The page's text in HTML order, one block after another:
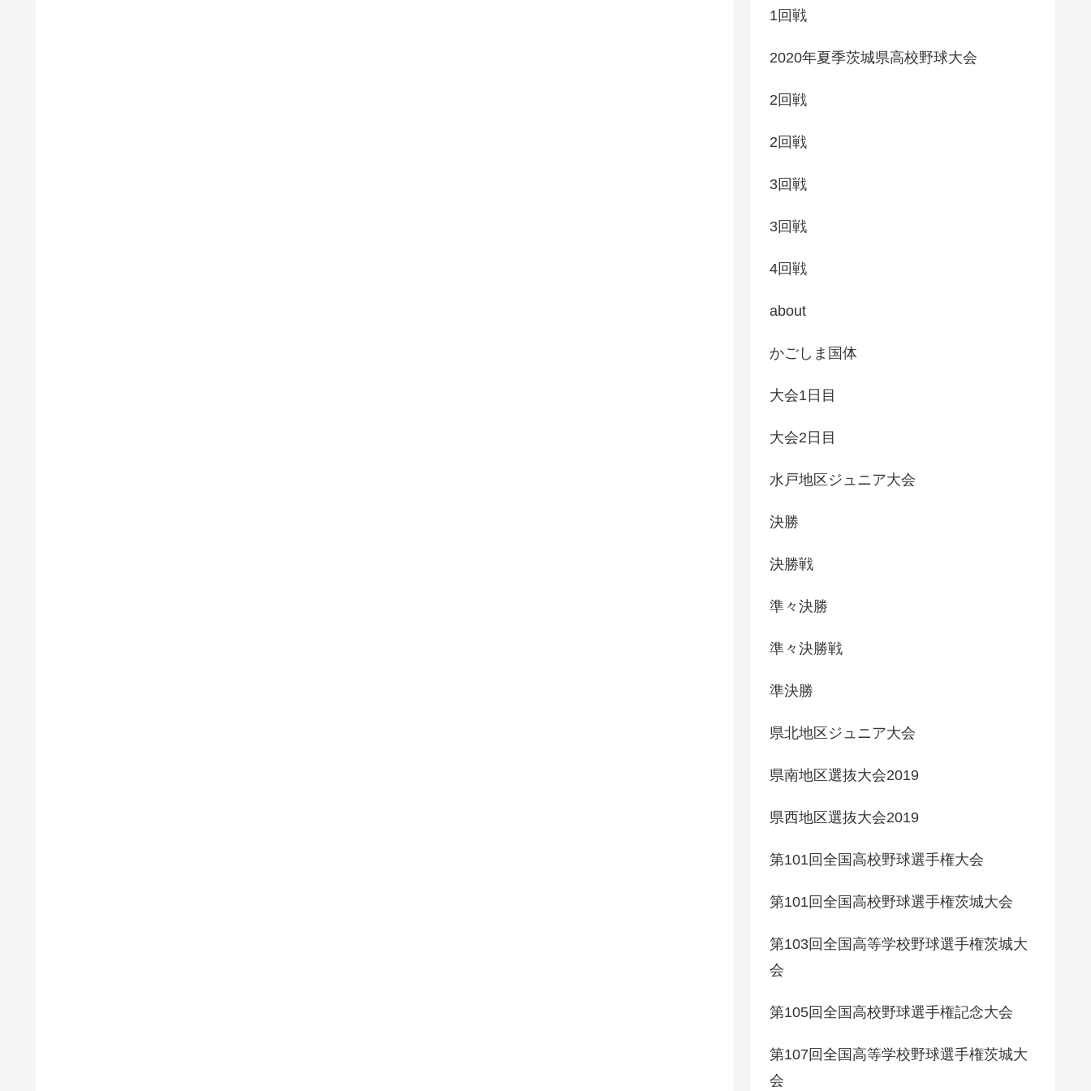
1回戦
2020年夏季茨城県高校野球大会
2回戦
2回戦
3回戦
3回戦
4回戦
about
かごしま国体
大会1日目
大会2日目
水戸地区ジュニア大会
決勝
決勝戦
準々決勝
準々決勝戦
準決勝
県北地区ジュニア大会
県南地区選抜大会2019
県西地区選抜大会2019
第101回全国高校野球選手権大会
第101回全国高校野球選手権茨城大会
第103回全国高等学校野球選手権茨城大
会
第105回全国高校野球選手権記念大会
第107回全国高等学校野球選手権茨城大
会